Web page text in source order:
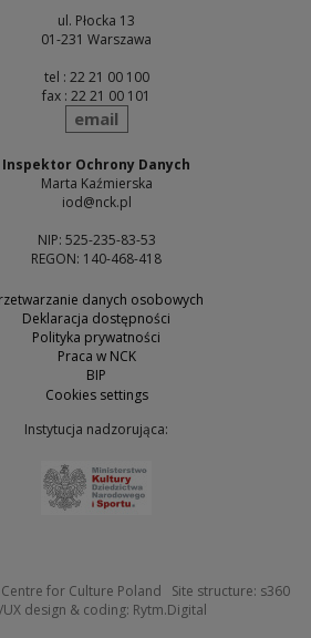
ul. Płocka 13
01-231 Warszawa
tel : 22 21 00 100
fax : 22 21 00 101
send
email
Inspektor Ochrony Danych
Marta Kaźmierska
iod@nck.pl
NIP: 525-235-83-53
REGON: 140-468-418
danych osobowych
Deklaracja dostępności
Polityka prywatności
Praca w NCK
BIP
Cookies settings
Instytucja nadzorująca:
for Culture Poland Site structure: s360
UX design & coding: Rytm.Digital